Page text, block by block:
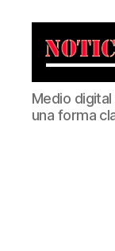
Noticias
y
Respuestas
Medio
una forma